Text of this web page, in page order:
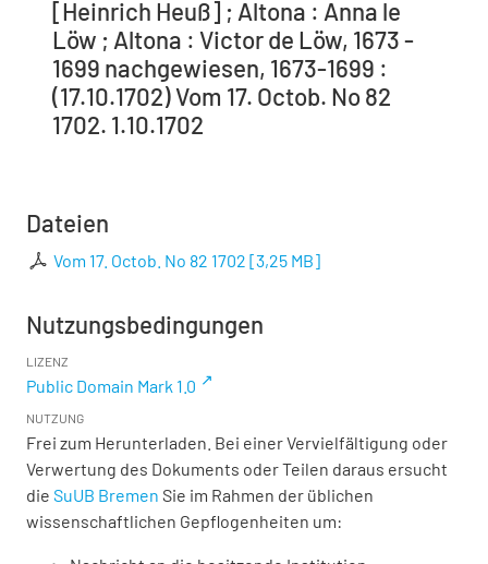
[Heinrich Heuß] ; Altona : Anna le
Löw ; Altona : Victor de Löw, 1673 -
1699 nachgewiesen, 1673-1699 :
(17.10.1702) Vom 17. Octob. No 82
1702. 1.10.1702
Dateien
Vom 17. Octob. No 82 1702 [3,25 MB]
Nutzungsbedingungen
LIZENZ
Public Domain Mark 1.0
NUTZUNG
Frei zum Herunterladen. Bei einer Vervielfältigung oder
Verwertung des Dokuments oder Teilen daraus ersucht
die SuUB Bremen Sie im Rahmen der üblichen
wissenschaftlichen Gepflogenheiten um: